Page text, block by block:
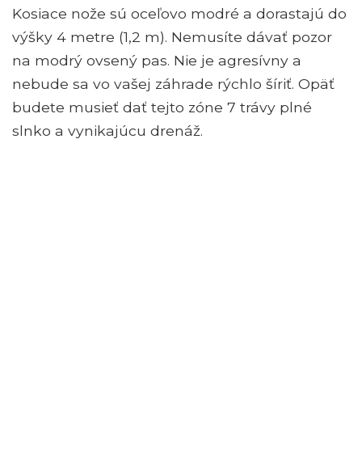
Kosiace nože sú oceľovo modré a dorastajú do
výšky 4 metre (1,2 m). Nemusíte dávať pozor
na modrý ovsený pas. Nie je agresívny a
nebude sa vo vašej záhrade rýchlo šíriť. Opäť
budete musieť dať tejto zóne 7 trávy plné
slnko a vynikajúcu drenáž.